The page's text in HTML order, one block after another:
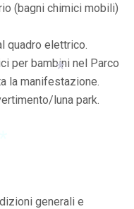
(bagni chimici mobili)
quadro elettrico.
per bambini nel Parco
la manifestazione.
luna park.
generali e